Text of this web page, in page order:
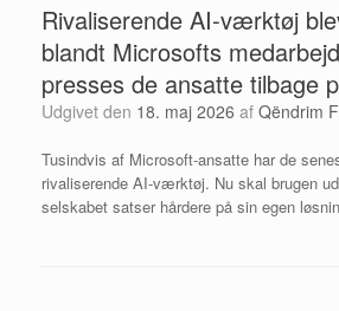
Rivaliserende AI-værktøj
blandt Microsofts
presses de ansatte tilbage
Udgivet den 18. maj 2026 af Qëndrim
Tusindvis af Microsoft-ansatte har de
rivaliserende AI-værktøj. Nu skal brugen
selskabet satser hårdere på sin egen